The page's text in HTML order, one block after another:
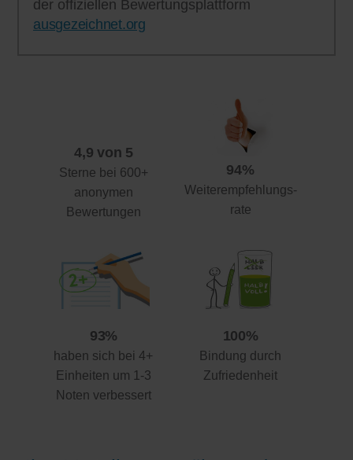
der offiziellen Bewertungsplattform
ausgezeichnet.org
4,9 von 5
Sterne bei 600+
anonymen
Bewertungen
94%
Weiterempfehlungs-
rate
93%
haben sich bei 4+
Einheiten um 1-3
Noten verbessert
100%
Bindung durch
Zufriedenheit